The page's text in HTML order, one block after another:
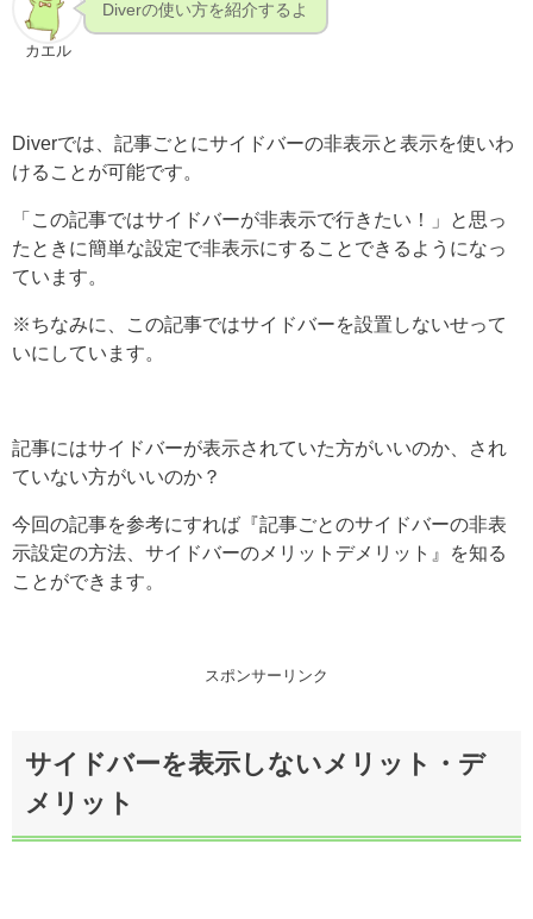
カエル
Diverの使い方を紹介するよ
Diverでは、記事ごとにサイドバーの非表示と表示を使いわ
けることが可能です。
「この記事ではサイドバーが非表示で行きたい！」と思っ
たときに簡単な設定で非表示にすることできるようになっ
ています。
※ちなみに、この記事ではサイドバーを設置しないせって
いにしています。
記事にはサイドバーが表示されていた方がいいのか、され
ていない方がいいのか？
今回の記事を参考にすれば『記事ごとのサイドバーの非表
示設定の方法、サイドバーのメリットデメリット』を知る
ことができます。
スポンサーリンク
サイドバーを表示しないメリット・デ
メリット